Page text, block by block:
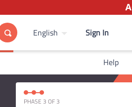
English Sign In
Help
PHASE 3 OF 3